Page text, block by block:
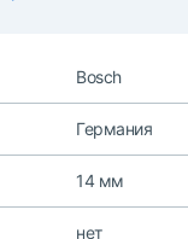
Bosch
Германия
14 мм
нет